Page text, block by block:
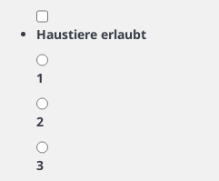
Haustiere erlaubt
1
2
3